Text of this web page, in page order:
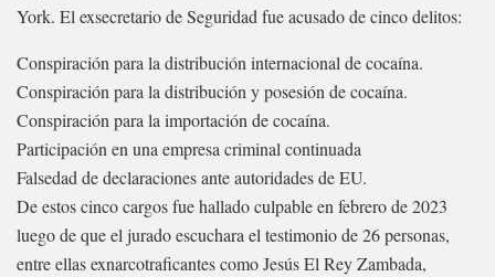
York. El exsecretario de Seguridad fue acusado de cinco delitos:
Conspiración para la distribución internacional de cocaína.
Conspiración para la distribución y posesión de cocaína.
Conspiración para la importación de cocaína.
Participación en una empresa criminal continuada
Falsedad de declaraciones ante autoridades de EU.
De estos cinco cargos fue hallado culpable en febrero de 2023
luego de que el jurado escuchara el testimonio de 26 personas,
entre ellas exnarcotraficantes como Jesús El Rey Zambada,